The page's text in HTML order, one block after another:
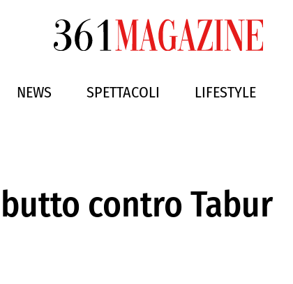
NEWS SPETTACOLI LIFESTYLE
contro Tabur